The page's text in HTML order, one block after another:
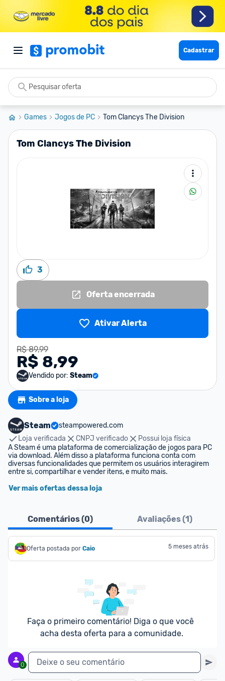
Cadastrar
Games Jogos de PC Tom Clancys The Division
Tom Clancys The Division
3
Oferta encerrada
Ativar Alerta
R$ 89,99
R$ 8,99
Vendido por: Steam
Sobre a loja
Steam
steampowered.com
Loja verificada
CNPJ verificado
Possui loja física
A Steam é uma plataforma de comercialização de jogos para PC
via download. Além disso a plataforma funciona conta com
diversas funcionalidades que permitem os usuários interagirem
entre si, compartilhar e vender itens, e muito mais.
Ver mais ofertas dessa loja
Comentários (0) Avaliações (1)
Oferta postada por Caio 5 meses atrás
Faça o primeiro comentário! Diga o que você
acha desta oferta para a comunidade.
0 Deixe o seu comentário